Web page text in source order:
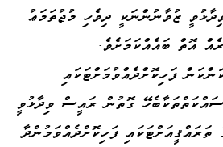
ޒުވާނުންނަކީ ދިވެހި މުޖުތަމަޢު
އޮތް ބައެއްކަމަށެވެ.
ފަހިކޮށްދެއްވުމަށްޓަކައި
ގޮތުން ރައީސް ވިދާޅުވީ
ފަހިކޮށްދެއްވަމުންދާ